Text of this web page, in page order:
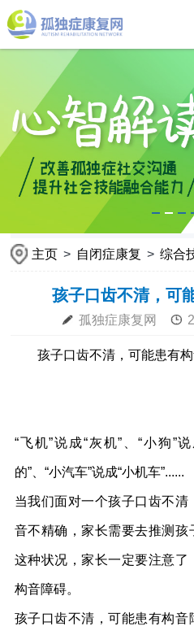
主页 > 自闭症康复 > 综合
孩子口齿不清，可
孤独症康复网
孩子口齿不清，可能患有构
“飞机”说成“灰机”、“小狗”
的”、“小汽车”说成“小机车”......
当我们面对一个孩子口齿不
音不精确，家长需要去推测孩
这种状况，家长一定要注意
构音障碍。
孩子口齿不清，可能患有构